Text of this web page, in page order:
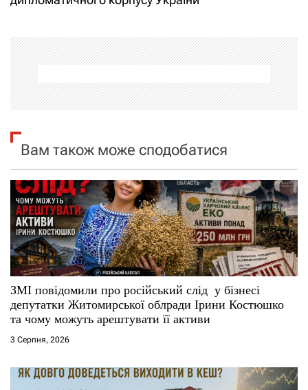
а
ц
і
я
з
а
п
и
с
і
Вам також може сподобатися
ЗМІ повідомили про російський слід у бізнесі
депутатки Житомирської облради Ірини Костюшко
та чому можуть арештувати її активи
3 Серпня, 2026